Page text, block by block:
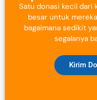
Satu donasi kecil dari
besar untuk
bagaimana sedikit
segalanya
Kirim